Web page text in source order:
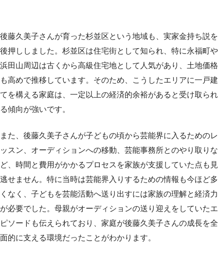
後藤久美子さんが育った杉並区という地域も、実家金持ち説を
後押ししました。杉並区は住宅街として知られ、特に永福町や
浜田山周辺は古くから高級住宅地として人気があり、土地価格
も高めで推移しています。そのため、こうしたエリアに一戸建
てを構える家庭は、一定以上の経済的余裕があると受け取られ
る傾向が強いです。
また、後藤久美子さんが子どもの頃から芸能界に入るためのレ
ッスン、オーディションへの移動、芸能事務所とのやり取りな
ど、時間と費用がかかるプロセスを家族が支援していた点も見
逃せません。特に当時は芸能界入りするための情報も今ほど多
くなく、子どもを芸能活動へ送り出すには家族の理解と経済力
が必要でした。母親がオーディションの送り迎えをしていたエ
ピソードも伝えられており、家庭が後藤久美子さんの成長を全
面的に支える環境だったことがわかります。